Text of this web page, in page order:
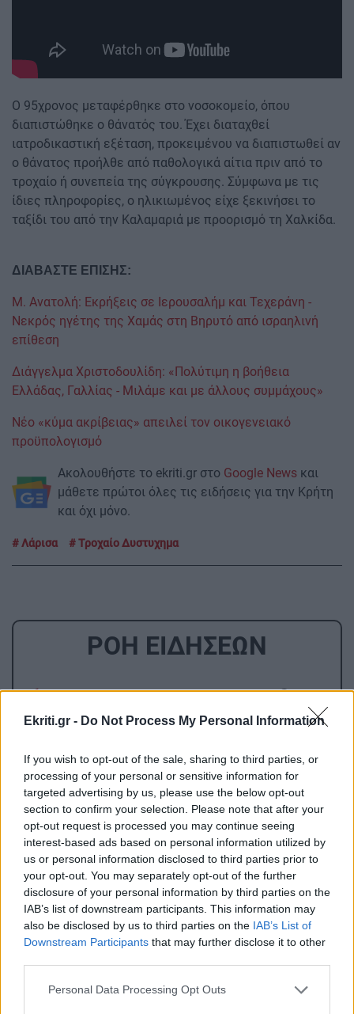
Ekriti.gr - Do Not Process My Personal Information
If you wish to opt-out of the sale, sharing to third parties, or
processing of your personal or sensitive information for
targeted advertising by us, please use the below opt-out
section to confirm your selection. Please note that after your
opt-out request is processed you may continue seeing
interest-based ads based on personal information utilized by
us or personal information disclosed to third parties prior to
your opt-out. You may separately opt-out of the further
disclosure of your personal information by third parties on the
IAB’s list of downstream participants. This information may
also be disclosed by us to third parties on the IAB’s List of
Downstream Participants that may further disclose it to other
Personal Data Processing Opt Outs
Ο 95χρονος μεταφέρθηκε στο νοσοκομείο, όπου
διαπιστώθηκε ο θάνατός του. Έχει διαταχθεί
ιατροδικαστική εξέταση, προκειμένου να διαπιστωθεί αν
ο θάνατος προήλθε από παθολογικά αίτια πριν από το
τροχαίο ή συνεπεία της σύγκρουσης. Σύμφωνα με τις
ίδιες πληροφορίες, ο ηλικιωμένος είχε ξεκινήσει το
ταξίδι του από την Καλαμαριά με προορισμό τη Χαλκίδα.
ΔΙΑΒΑΣΤΕ ΕΠΙΣΗΣ:
Μ. Ανατολή: Εκρήξεις σε Ιερουσαλήμ και Τεχεράνη -
Νεκρός ηγέτης της Χαμάς στη Βηρυτό από ισραηλινή
επίθεση
Διάγγελμα Χριστοδουλίδη: «Πολύτιμη η βοήθεια
Ελλάδας, Γαλλίας - Μιλάμε και με άλλους συμμάχους»
Νέο «κύμα ακρίβειας» απειλεί τον οικογενειακό
προϋπολογισμό
Ακολουθήστε το ekriti.gr στο Google News και
μάθετε πρώτοι όλες τις ειδήσεις για την Κρήτη
και όχι μόνο.
Λάρισα Τροχαίο Δυστυχημα
ΡΟΗ ΕΙΔΗΣΕΩΝ
10:35
ΚΡΗΤΗ
Ρέθυμνο: Μήνυμα αισιοδοξίας από τον
10:24
ΚΟΣΜΟΣ
Νότια Κορέα: Διευθυντής τράπεζας έκλεβε
λεφτά -Tα αντικαθιστούσε με χαρτονομίσματα
με πάπιες
10:12
ΚΡΗΤΗ
Κρήτη - νοσοκομεία: Κλινικές πάνω από τα
όριά τους με υπαράριθμους ασθενείς